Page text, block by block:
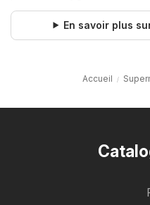
En savoir plus
Accueil